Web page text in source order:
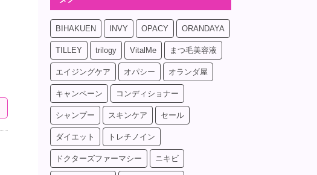
BIHAKUEN INVY OPACY ORANDAYA
TILLEY trilogy VitalMe まつ毛美容液
エイジングケア オパシー オランダ屋
キャンペーン コンディショナー
シャンプー スキンケア セール
ダイエット トレチノイン
ドクターズファーマシー ニキビ